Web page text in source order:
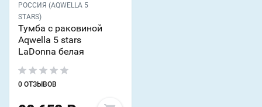
РОССИЯ (AQWELLA 5
STARS)
Тумба с раковиной
Aqwella 5 stars
LaDonna белая
0 ОТЗЫВОВ